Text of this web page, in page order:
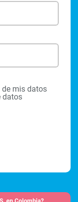
de mis datos
datos